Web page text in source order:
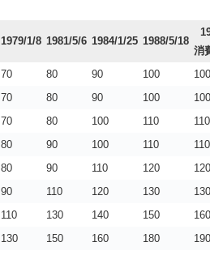
1979/1/8 1981/5/6 1984/1/25 1988/5/18
消費
70 80 90 100
100
70 80 90 100
100
70 80 100 110
110
80 90 100 110
110
80 90 110 120
120
90 110 120 130
130
110 130 140 150
160
130 150 160 180
190